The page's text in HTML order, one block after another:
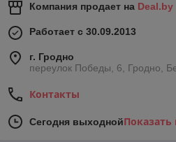
Компания продает на Deal.by
Работает с 30.09.2013
г. Гродно
переулок Победы, 6, Гродно,
Контакты
Сегодня выходнойПоказать